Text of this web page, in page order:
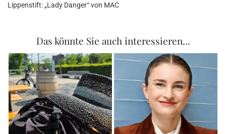
Lippenstift: „Lady Danger“ von MAC
Das könnte Sie auch interessieren...